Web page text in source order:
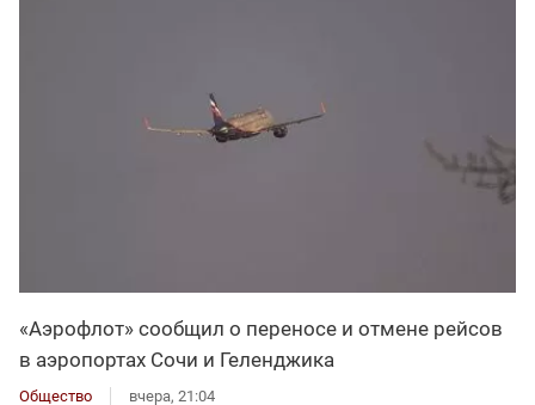
«Аэрофлот» сообщил о переносе и отмене рейсов
в аэропортах Сочи и Геленджика
Общество вчера, 21:04